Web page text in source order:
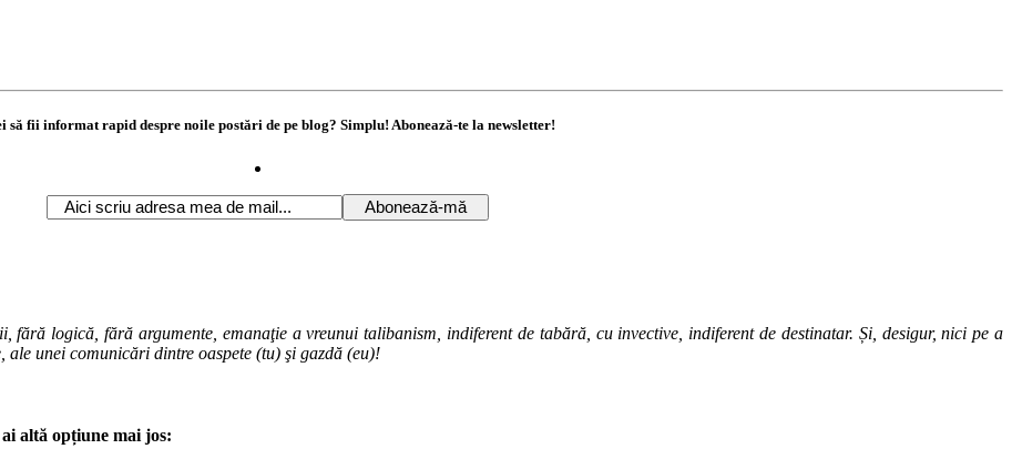
să fii informat rapid despre noile postări de pe blog? Simplu! Abonează-te la newsletter!
logică, fără argumente, emanaţie a vreunui talibanism, indiferent de tabără, cu invective, indiferent de destinatar. Și, desigur, nici pe a
ale unei comunicări dintre oaspete (tu) şi gazdă (eu)!
altă opțiune mai jos: